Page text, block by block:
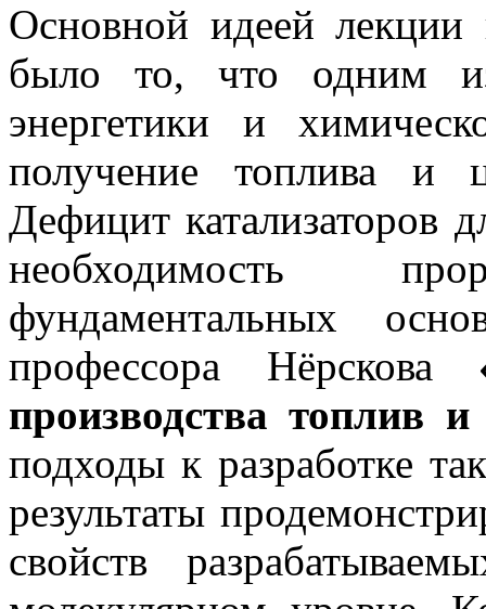
Основной идеей
было то, что одним
энергетики и
получение топлива и
Дефицит катализаторов
необходимость
фундаментальных
профессора Нёрскова
производства топлив
подходы к разработке
результаты
свойств